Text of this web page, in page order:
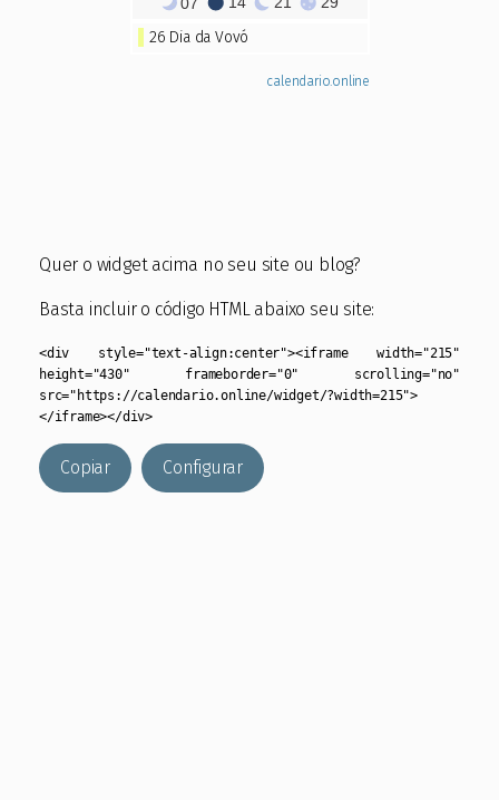
Quer o widget acima no seu site ou blog?
Basta incluir o código HTML abaixo seu site:
<div style="text-align:center"><iframe width="215"
height="430" frameborder="0" scrolling="no"
src="https://calendario.online/widget/?width=215">
</iframe></div>
Copiar Configurar